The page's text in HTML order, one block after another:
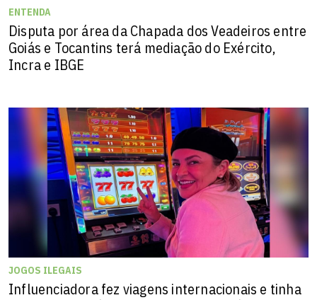
ENTENDA
Disputa por área da Chapada dos Veadeiros entre
Goiás e Tocantins terá mediação do Exército,
Incra e IBGE
JOGOS ILEGAIS
Influenciadora fez viagens internacionais e tinha